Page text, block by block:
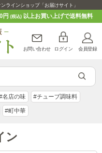
ラインショップ「お届けサイト」
円 (税込)以上お買い上げで送料無料
お問い合わせ ログイン 会員登録
名店の味 #チューブ調味料
#町中華
ン